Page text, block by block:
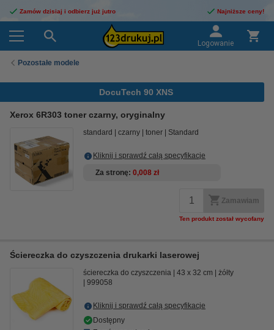
Zamów dzisiaj i odbierz już jutro Najniższe ceny!
Logowanie
Pozostałe modele
DocuTech 90 XNS
Xerox 6R303 toner czarny, oryginalny
standard czarny toner Standard
Kliknij i sprawdź całą specyfikacje
Za stronę 0,008 zł
Zamawiam
Ten produkt został wycofany
Ściereczka do czyszczenia drukarki laserowej
ściereczka do czyszczenia 43 x 32 cm
żółty
999058
Kliknij i sprawdź całą specyfikacje
Dostępny